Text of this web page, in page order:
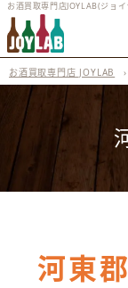
お酒買取専門店JOYLAB(ジョ
お酒買取専門店 JOYLAB ›
河東郡